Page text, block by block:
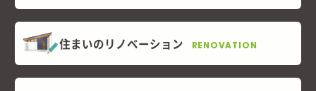
住まいのリノベーション RENOVATION